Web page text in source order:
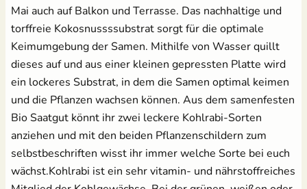
Mai auch auf Balkon und Terrasse. Das nachhaltige und
torffreie Kokosnussssubstrat sorgt für die optimale
Keimumgebung der Samen. Mithilfe von Wasser quillt
dieses auf und aus einer kleinen gepressten Platte wird
ein lockeres Substrat, in dem die Samen optimal keimen
und die Pflanzen wachsen können. Aus dem samenfesten
Bio Saatgut könnt ihr zwei leckere Kohlrabi-Sorten
anziehen und mit den beiden Pflanzenschildern zum
selbstbeschriften wisst ihr immer welche Sorte bei euch
wächst.Kohlrabi ist ein sehr vitamin- und nährstoffreiches